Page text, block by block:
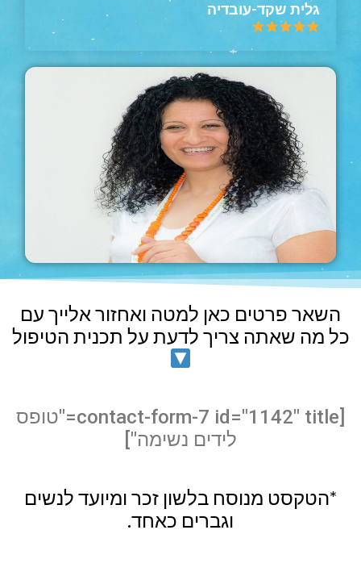
גלית שקד-עובדיה
השאר פרטים כאן למטה ואחזור אלייך עם
כל מה שאתה צריך לדעת על תכנית הטיפול
[contact-form-7 id="1142" title="טופס
לידים נשימה"]
*הטקסט מנוסח בלשון זכר ומיועד לנשים
וגברים כאחד.